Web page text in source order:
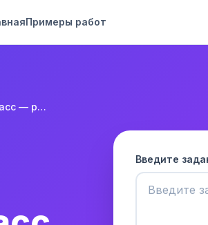
Примеры работ
Литература 7 класс — решение задач
Введите